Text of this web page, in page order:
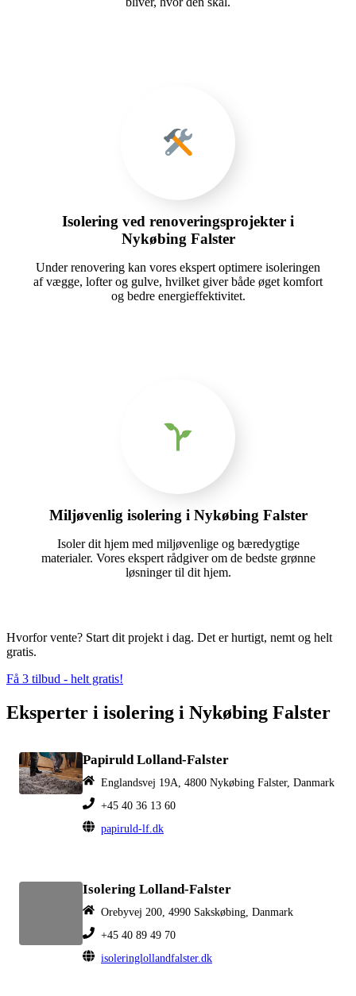
Isolering ved renoveringsprojekter i
Nykøbing Falster
Under renovering kan vores ekspert optimere isoleringen
af vægge, lofter og gulve, hvilket giver både øget komfort
og bedre energieffektivitet.
Miljøvenlig isolering i Nykøbing Falster
Isoler dit hjem med miljøvenlige og bæredygtige
materialer. Vores ekspert rådgiver om de bedste grønne
løsninger til dit hjem.
Hvorfor vente? Start dit projekt i dag. Det er hurtigt, nemt og helt
gratis.
Få 3 tilbud - helt gratis!
Eksperter i isolering i Nykøbing Falster
Papiruld Lolland-Falster
Englandsvej 19A, 4800 Nykøbing Falster, Danmark
+45 40 36 13 60
papiruld-lf.dk
Isolering Lolland-Falster
Orebyvej 200, 4990 Sakskøbing, Danmark
+45 40 89 49 70
isoleringlollandfalster.dk